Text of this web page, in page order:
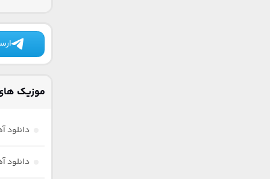
موزیک
دانلود
دانلود